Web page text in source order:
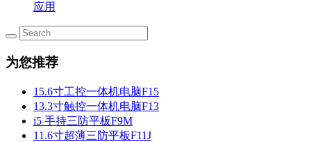
应用
为您推荐
15.6寸工控一体机电脑F15
13.3寸触控一体机电脑F13
i5 手持三防平板F9M
11.6寸超薄三防平板F11J